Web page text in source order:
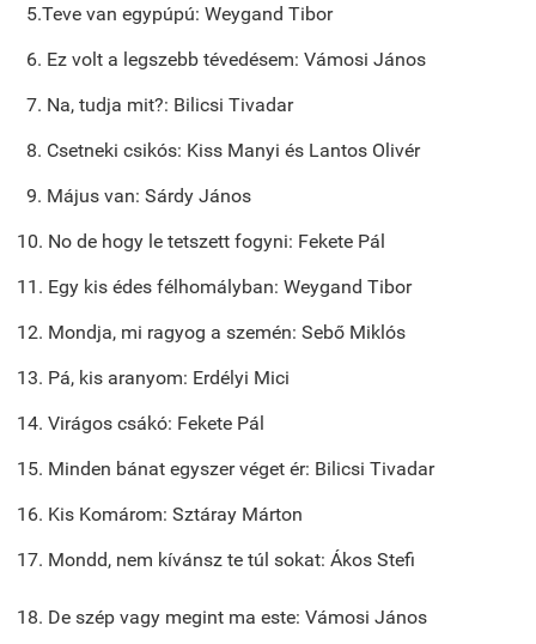
5.Teve van egypúpú: Weygand Tibor
6. Ez volt a legszebb tévedésem: Vámosi János
7. Na, tudja mit?: Bilicsi Tivadar
8. Csetneki csikós: Kiss Manyi és Lantos Olivér
9. Május van: Sárdy János
10. No de hogy le tetszett fogyni: Fekete Pál
11. Egy kis édes félhomályban: Weygand Tibor
12. Mondja, mi ragyog a szemén: Sebő Miklós
13. Pá, kis aranyom: Erdélyi Mici
14. Virágos csákó: Fekete Pál
15. Minden bánat egyszer véget ér: Bilicsi Tivadar
16. Kis Komárom: Sztáray Márton
17. Mondd, nem kívánsz te túl sokat: Ákos Stefi
18. De szép vagy megint ma este: Vámosi János